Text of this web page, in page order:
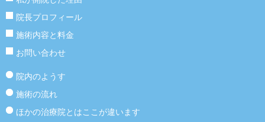
院長プロフィール
施術内容と料金
お問い合わせ
院内のようす
施術の流れ
ほかの治療院とはここが違います